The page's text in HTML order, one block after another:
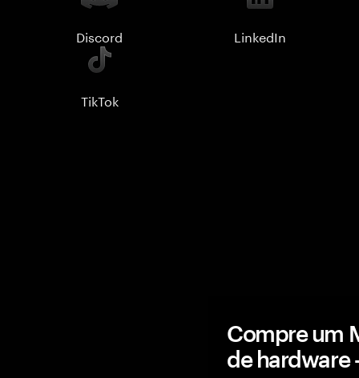
Discord LinkedIn
TikTok
Compre um
de hardware